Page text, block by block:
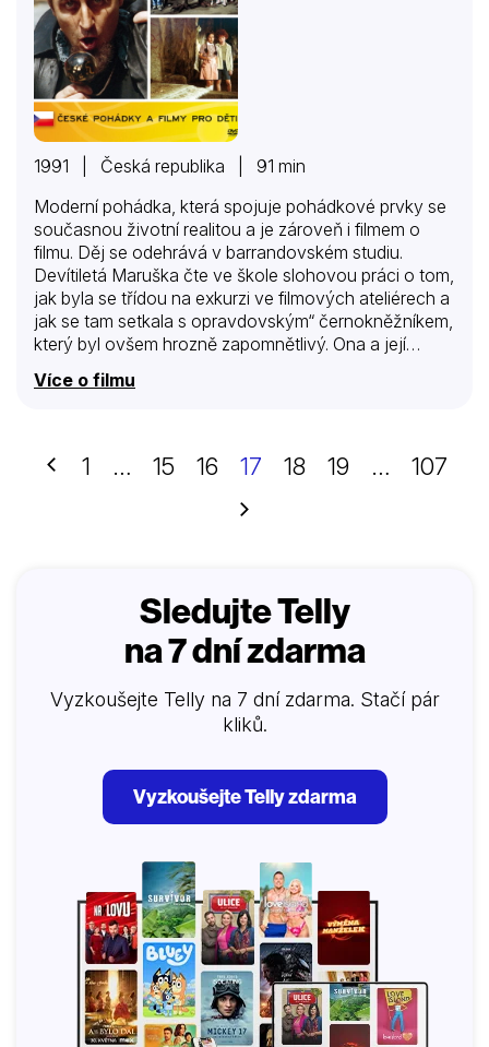
1991 | Česká republika | 91 min
Moderní pohádka, která spojuje pohádkové prvky se
současnou životní realitou a je zároveň i filmem o
filmu. Děj se odehrává v barrandovském studiu.
Devítiletá Maruška čte ve škole slohovou práci o tom,
jak byla se třídou na exkurzi ve filmových ateliérech a
jak se tam setkala s opravdovským“ černokněžníkem,
který byl ovšem hrozně zapomnětlivý. Ona a její
kamarád Honzík dostali do rukou jeho kouzelnou
kouli, kvůli níž se stalo plno neuvěřitelných věcí…
Více o filmu
Předchozí
1 … 15 16 17 18 19 …
107
Další
Sledujte Telly
na 7 dní zdarma
Vyzkoušejte Telly na 7 dní zdarma. Stačí pár
kliků.
Vyzkoušejte Telly zdarma